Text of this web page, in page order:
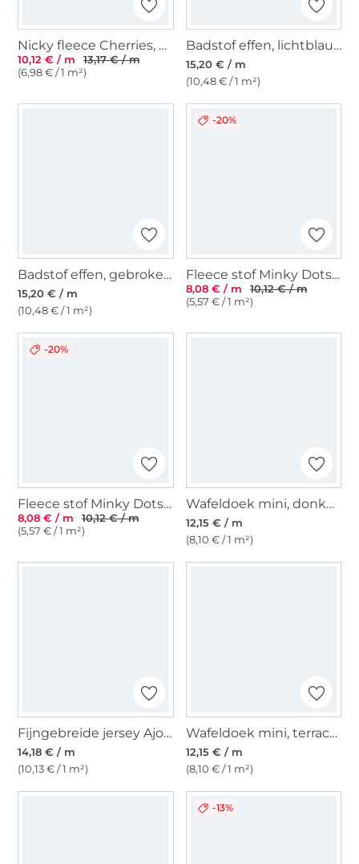
Nicky fleece Cherries, gebroken wit
10,12 € / m
13,17 € / m
(6,98 € / 1 m²)
Badstof effen, lichtblauw
15,20 € / m
(10,48 € / 1 m²)
Badstof effen, gebroken wit
15,20 € / m
(10,48 € / 1 m²)
-20%
Fleece stof Minky Dots, lichtgroen
8,08 € / m
10,12 € / m
(5,57 € / 1 m²)
-20%
Fleece stof Minky Dots, olijfgroen
8,08 € / m
10,12 € / m
(5,57 € / 1 m²)
Wafeldoek mini, donkerpetrol
12,15 € / m
(8,10 € / 1 m²)
Fijngebreide jersey Ajour, wit
14,18 € / m
(10,13 € / 1 m²)
Wafeldoek mini, terracotta
12,15 € / m
(8,10 € / 1 m²)
-13%